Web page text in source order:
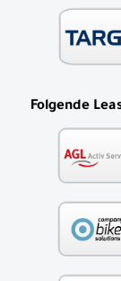
Folgende